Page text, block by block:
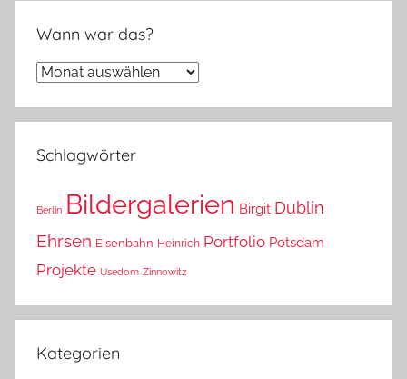
Wann war das?
Wann
das?
Schlagwörter
Berlin Bildergalerien Birgit Dublin
Ehrsen Eisenbahn Heinrich Portfolio Potsdam
Projekte Usedom Zinnowitz
Kategorien